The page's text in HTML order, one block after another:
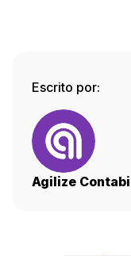
Escrito por:
Agilize